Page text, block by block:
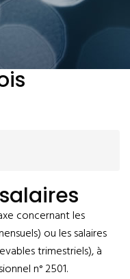
concernant les
ou les salaires
trimestriels), à
n° 2501.